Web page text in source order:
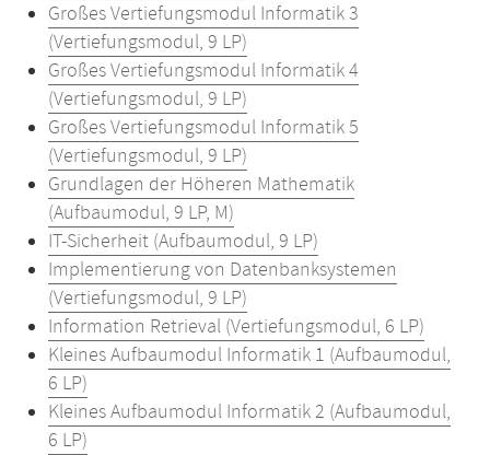
Großes Vertiefungsmodul Informatik 3
(Vertiefungsmodul, 9 LP)
Großes Vertiefungsmodul Informatik 4
(Vertiefungsmodul, 9 LP)
Großes Vertiefungsmodul Informatik 5
(Vertiefungsmodul, 9 LP)
Grundlagen der Höheren Mathematik
(Aufbaumodul, 9 LP, M)
IT-Sicherheit (Aufbaumodul, 9 LP)
Implementierung von Datenbanksystemen
(Vertiefungsmodul, 9 LP)
Information Retrieval (Vertiefungsmodul, 6 LP)
Kleines Aufbaumodul Informatik 1 (Aufbaumodul,
6 LP)
Kleines Aufbaumodul Informatik 2 (Aufbaumodul,
6 LP)